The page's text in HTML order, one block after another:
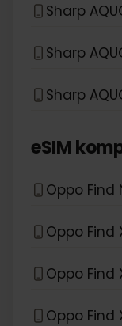
Sharp
Sharp
Sharp
eSIM
Oppo Find
Oppo Find
Oppo Find
Oppo Find